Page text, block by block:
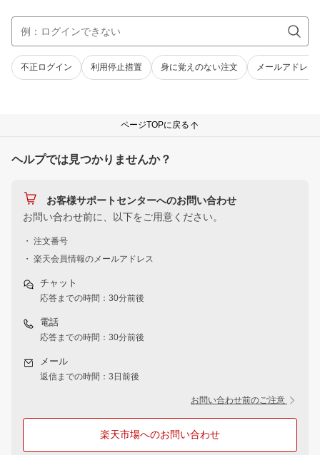
不正ログイン 利用停止措置 身に覚えのない注文 メールアドレス
ページTOPに戻る
ヘルプでは見つかりませんか？
お客様サポートセンターへのお問い合わせ
お問い合わせ前に、以下をご用意ください。
・ 注文番号
・ 楽天会員情報のメールアドレス
チャット
応答までの時間：30分前後
電話
応答までの時間：30分前後
メール
返信までの時間：3日前後
お問い合わせ前のご注意
楽天市場へのお問い合わせ